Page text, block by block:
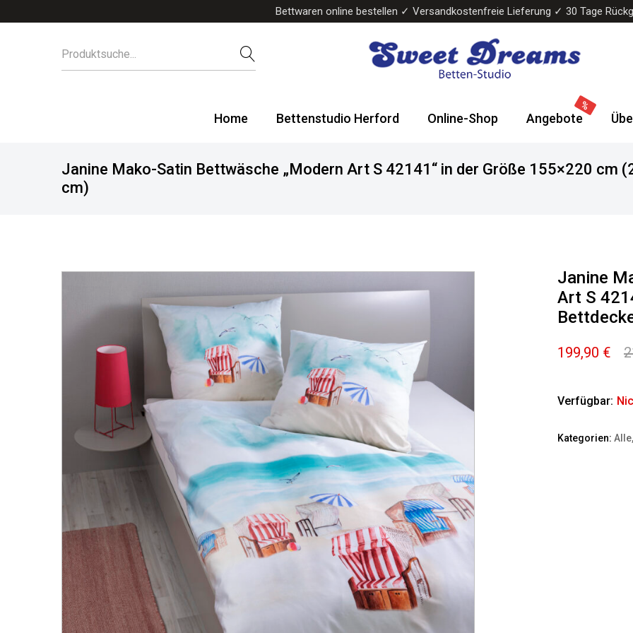
Bettwaren online bestellen ✓ Versandkostenfreie Lieferung ✓ 30 Tage
Bettenstudio
Boxspringbetten
Home Bettenstudio Herford Online-Shop Angebote
Janine Mako-Satin Bettwäsche „Modern Art S 42141“ in der Größe 155×220 cm
cm)
Janine
Art S
199,90 €
Verfügbar:
Kategorien: Alle,